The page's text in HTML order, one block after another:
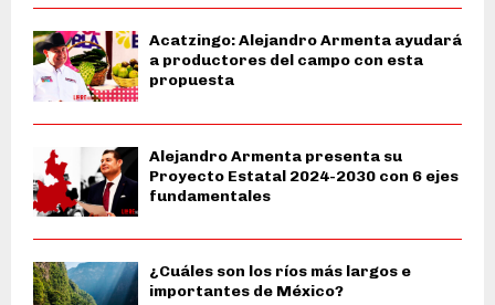
Acatzingo: Alejandro Armenta ayudará
a productores del campo con esta
propuesta
Alejandro Armenta presenta su
Proyecto Estatal 2024-2030 con 6 ejes
fundamentales
¿Cuáles son los ríos más largos e
importantes de México?